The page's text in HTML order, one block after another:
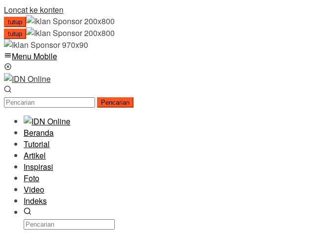
Loncat ke konten
tutup
tutup
Menu Mobile
Pencarian
Beranda
Tutorial
Artikel
Inspirasi
Foto
Video
Indeks